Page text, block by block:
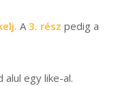
A 3. rész pedig a
egy like-al.